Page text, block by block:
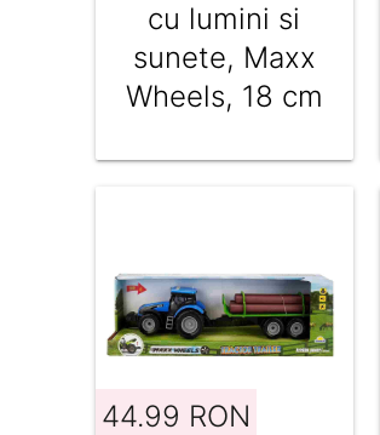
cu lumini si
sunete, Maxx
Wheels, 18 cm
44.99 RON